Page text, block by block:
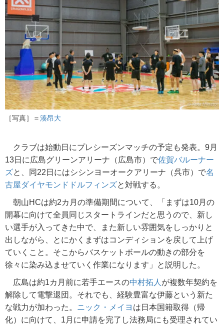
［写真］＝ 湊昂大
クラブは始動日にプレシーズンマッチの予定も発表。9月
13日に広島グリーンアリーナ（広島市）で佐賀バルーナー
ズと、同22日にはシシンヨーオークアリーナ（呉市）で名
古屋ダイヤモンドドルフィンズと対戦する。
朝山HCは約2カ月の準備期間について、「まずは10月の
開幕に向けて全員同じスタートラインだと思うので、新し
い選手が入ってきた中で、また新しい雰囲気をしっかりと
出しながら、とにかくまずはコンディションを戻して上げ
ていくこと。そこからバスケットボールの動きの部分を
徐々に染み込ませていく作業になります」と説明した。
広島は約1カ月前に若手エースの中村拓人 が複数年契約を
解除して電撃退団。それでも、経験豊富な伊藤という新た
な戦力が加わった。 ニック・メイヨ は日本国籍取得（帰
化）に向けて、1月に申請を完了し法務局にも受理されてい